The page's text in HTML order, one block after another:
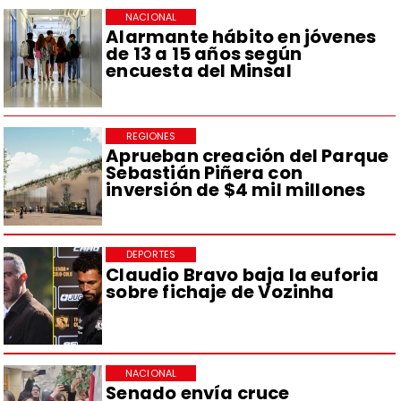
Alarmante hábito en jóvenes
de 13 a 15 años según
encuesta del Minsal
NACIONAL
Aprueban creación del Parque
Sebastián Piñera con
inversión de $4 mil millones
REGIONES
Claudio Bravo baja la euforia
sobre fichaje de Vozinha
DEPORTES
Senado envía cruce
NACIONAL